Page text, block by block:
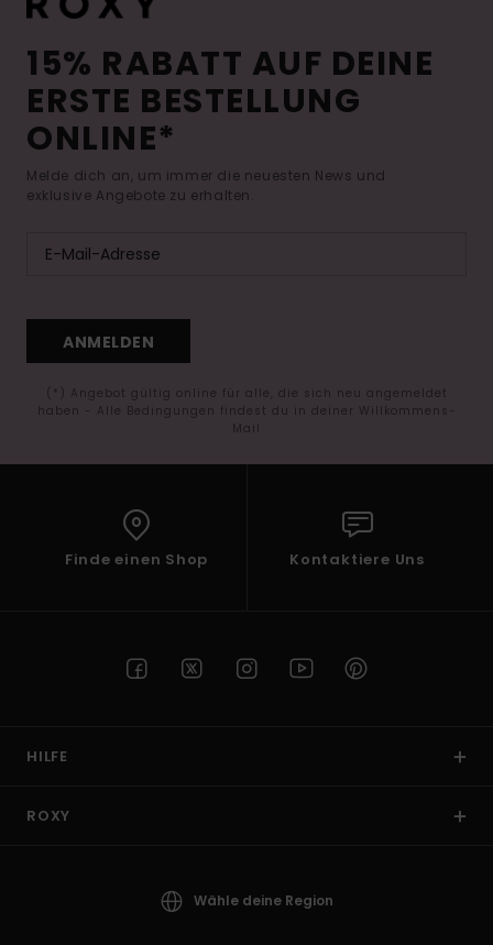
15% RABATT AUF DEINE
ERSTE BESTELLUNG
ONLINE*
Melde dich an, um immer die neuesten News und
exklusive Angebote zu erhalten.
ANMELDEN
(*) Angebot gültig online für alle, die sich neu angemeldet
haben - Alle Bedingungen findest du in deiner Willkommens-
Mail
Finde einen Shop Kontaktiere Uns
HILFE
ROXY
Wähle deine Region